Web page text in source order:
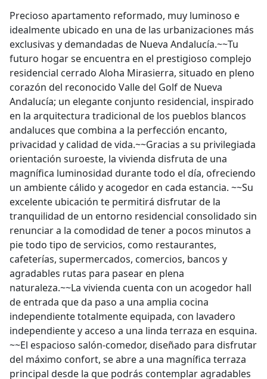
Precioso apartamento reformado, muy luminoso e
idealmente ubicado en una de las urbanizaciones más
exclusivas y demandadas de Nueva Andalucía.~~Tu
futuro hogar se encuentra en el prestigioso complejo
residencial cerrado Aloha Mirasierra, situado en pleno
corazón del reconocido Valle del Golf de Nueva
Andalucía; un elegante conjunto residencial, inspirado
en la arquitectura tradicional de los pueblos blancos
andaluces que combina a la perfección encanto,
privacidad y calidad de vida.~~Gracias a su privilegiada
orientación suroeste, la vivienda disfruta de una
magnífica luminosidad durante todo el día, ofreciendo
un ambiente cálido y acogedor en cada estancia. ~~Su
excelente ubicación te permitirá disfrutar de la
tranquilidad de un entorno residencial consolidado sin
renunciar a la comodidad de tener a pocos minutos a
pie todo tipo de servicios, como restaurantes,
cafeterías, supermercados, comercios, bancos y
agradables rutas para pasear en plena
naturaleza.~~La vivienda cuenta con un acogedor hall
de entrada que da paso a una amplia cocina
independiente totalmente equipada, con lavadero
independiente y acceso a una linda terraza en esquina.
~~El espacioso salón-comedor, diseñado para disfrutar
del máximo confort, se abre a una magnífica terraza
principal desde la que podrás contemplar agradables